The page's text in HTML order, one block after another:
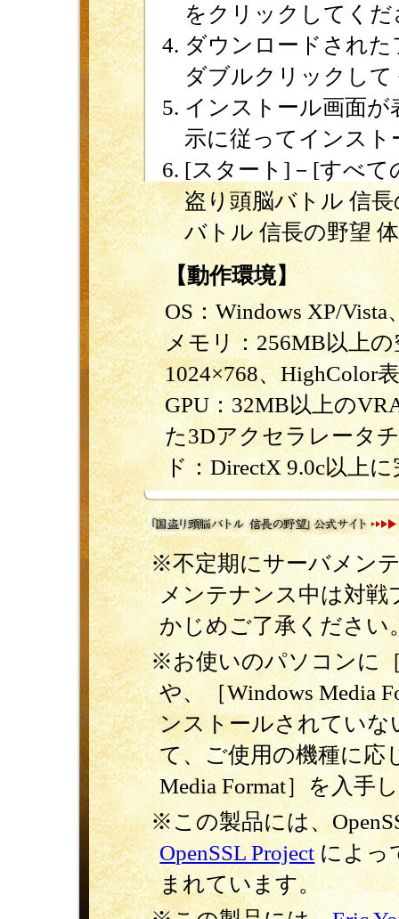
をクリックしてくだ
ダウンロードされた
ダブルクリックし
インストール画面
示に従ってインス
[スタート]－[すべて
盗り頭脳バトル 信
バトル 信長の野望
【動作環境】
OS：Windows XP/
メモリ：256MB以上
1024×768、HighColor
GPU：32MB以上の
た3Dアクセラレータ
ド：DirectX 9.0c以上
※不定期にサーバメン
メンテナンス中は対
かじめご了承ください
※お使いのパソコンに
や、［Windows Media
ンストールされていな
て、ご使用の機種に応
Media Format］を入手
※この製品には、
OpenSSL Projectによっ
まれています。